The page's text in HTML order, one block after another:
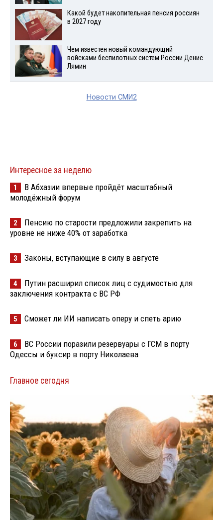
Какой будет накопительная пенсия россиян
в 2027 году
Чем известен новый командующий
войсками беспилотных систем России Денис
Лямин
Новости СМИ2
Интересное за неделю
1
В Абхазии впервые пройдёт масштабный
молодёжный форум
2
Пенсию по старости предложили закрепить на
уровне не ниже 40% от заработка
3 Законы, вступающие в силу в августе
4
Путин расширил список лиц с судимостью для
заключения контракта с ВС РФ
5 Сможет ли ИИ написать оперу и спеть арию
6
ВС России поразили резервуары с ГСМ в порту
Одессы и буксир в порту Николаева
Главное сегодня